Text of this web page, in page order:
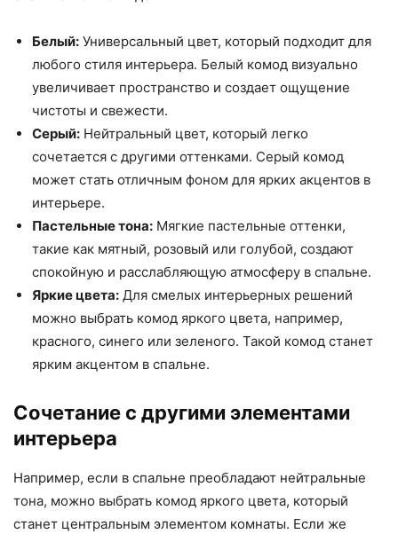
Белый: Универсальный цвет, который подходит для
любого стиля интерьера. Белый комод визуально
увеличивает пространство и создает ощущение
чистоты и свежести.
Серый: Нейтральный цвет, который легко
сочетается с другими оттенками. Серый комод
может стать отличным фоном для ярких акцентов в
интерьере.
Пастельные тона: Мягкие пастельные оттенки,
такие как мятный, розовый или голубой, создают
спокойную и расслабляющую атмосферу в спальне.
Яркие цвета: Для смелых интерьерных решений
можно выбрать комод яркого цвета, например,
красного, синего или зеленого. Такой комод станет
ярким акцентом в спальне.
Сочетание с другими элементами
интерьера
Например, если в спальне преобладают нейтральные
тона, можно выбрать комод яркого цвета, который
станет центральным элементом комнаты. Если же